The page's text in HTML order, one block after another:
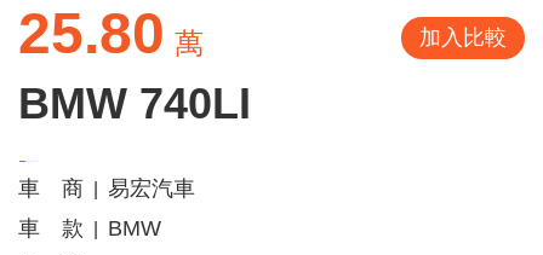
25.80 萬 加入比較
BMW 740LI
車 商
易宏汽車
車 款
BMW